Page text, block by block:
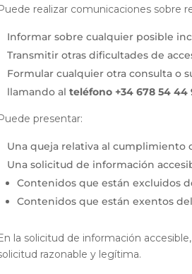
realizar comunicaciones sobre
Informar sobre cualquier posible
Transmitir otras dificultades de
Formular cualquier otra consulta o
llamando alteléfono +34 678 54 44
presentar:
Una queja relativa al cumplimiento
Una solicitud de información
Contenidos que están excluidos
Contenidos que están exentos
la solicitud de información
razonable y legítima.